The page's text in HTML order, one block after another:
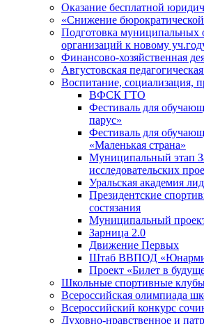
Оказание бесплатной
«Снижение бюрократической
Подготовка муниципальных
организаций к новому
Финансово-хозяйственная
Августовская
Воспитание, социализация,
ВФСК ГТО
Фестиваль для
парус»
Фестиваль для
«Маленькая страна»
Муниципальный этап
исследовательских
Уральская академия
Президентские
состязания
Муниципальный
Зарница 2.0
Движение Первых
Штаб ВВПОД
Проект «Билет в
Школьные спортивные
Всероссийская олимпиада
Всероссийский конкурс
Духовно-нравственное и